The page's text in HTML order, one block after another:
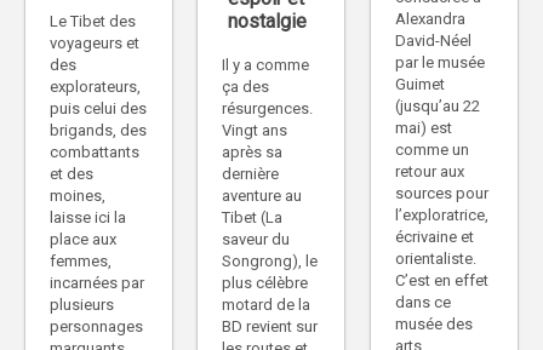
Le Tibet des
voyageurs et
des
explorateurs,
puis celui des
brigands, des
combattants
et des
moines,
laisse ici la
place aux
femmes,
incarnées par
plusieurs
personnages
nostalgie
Il y a comme
ça des
résurgences.
Vingt ans
après sa
dernière
aventure au
Tibet (La
saveur du
Songrong), le
plus célèbre
motard de la
BD revient sur
Alexandra
David-Néel
par le musée
Guimet
(jusqu’au 22
mai) est
comme un
retour aux
sources pour
l’exploratrice,
écrivaine et
orientaliste.
C’est en effet
dans ce
musée des
arts